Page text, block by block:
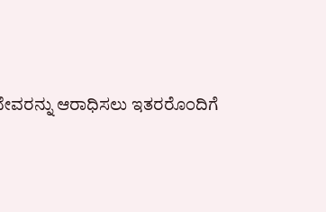
ಆರಾಧಿಸಲು ಇತರರೊಂದಿಗೆ